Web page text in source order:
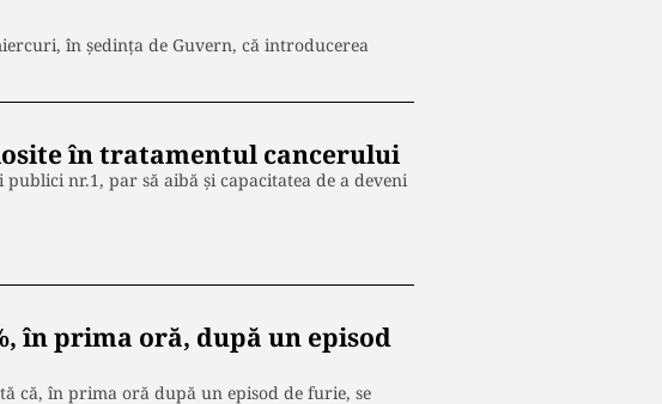
în şedinţa de Guvern, că introducerea
în tratamentul cancerului
nr.1, par să aibă și capacitatea de a deveni
în prima oră, după un episod
că, în prima oră după un episod de furie, se